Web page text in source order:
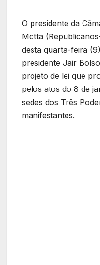
O presidente da
Motta
desta quarta-feira
presidente Jair
projeto de lei que
pelos atos do 8 de
sedes dos Três
manifestantes.